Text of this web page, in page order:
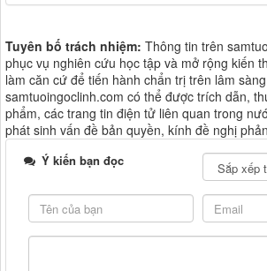
Tuyên bố trách nhiệm: Thông tin trên
phục vụ nghiên cứu học tập và mở rộng kiến
làm căn cứ để tiến hành chẩn trị trên lâm
samtuoingoclinh.com có thể được trích dẫn,
phẩm, các trang tin điện tử liên quan trong
phát sinh vấn đề bản quyền, kính đề nghị
Ý kiến bạn đọc